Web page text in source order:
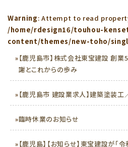
Warning: Attempt to read
/home/rdesign16/touhou-
content/themes/new-toho/
»【鹿児島市】株式会社東宝建設 創
謝とこれからの歩み
»【鹿児島市 建設業求人】建築塗装
»臨時休業のお知らせ
»【鹿児島】【お知らせ】東宝建設が